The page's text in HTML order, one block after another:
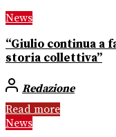
News
“Giulio continua a
storia collettiva”
Redazione
Read more
News